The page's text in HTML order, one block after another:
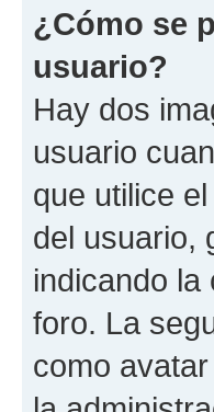
¿Cómo se
usuario?
Hay dos
usuario
que utilice
del usuario,
indicando la
foro. La
como